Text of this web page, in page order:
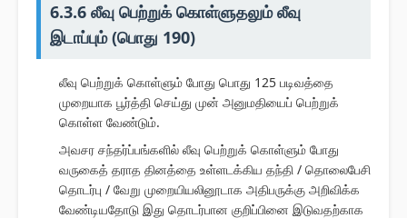
6.3.6 லீவு பெற்றுக் கொள்ளுதலும் லீவு
இடாப்பும் (பொது 190)
லீவு பெற்றுக் கொள்ளும் போது பொது 125 படிவத்தை
முறையாக பூர்த்தி செய்து முன் அனுமதியைப் பெற்றுக்
கொள்ள வேண்டும்.
அவசர சந்தர்ப்பங்களில் லீவு பெற்றுக் கொள்ளும் போது
வருகைத் தராத தினத்தை உள்ளடக்கிய தந்தி / தொலைபேசி
தொடர்பு / வேறு முறையியலினூடாக அதிபருக்கு அறிவிக்க
வேண்டியதோடு இது தொடர்பான குறிப்பினை இடுவதற்காக